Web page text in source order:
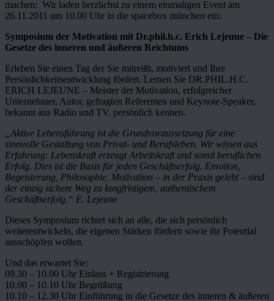
machen: Wir laden herzlichst zu einem einmaligen Event am
26.11.2011 um 10.00 Uhr in die spacebox münchen ein:
Symposium der Motivation mit Dr.phil.h.c. Erich Lejeune – Die
Gesetze des inneren und äußeren Reichtums
Erleben Sie einen Tag der Sie mitreißt, motiviert und Ihre
Persönlichkeitsentwicklung fördert. Lernen Sie DR.PHIL.H.C.
ERICH LEJEUNE – Meister der Motivation, erfolgreicher
Unternehmer, Autor, gefragten Referenten und Keynote-Speaker,
bekannt aus Radio und TV, persönlich kennen.
„Aktive Lebensführung ist die Grundvoraussetzung für eine
sinnvolle Gestaltung von Privat- und Berufsleben. Wir wissen aus
Erfahrung: Lebenskraft erzeugt Arbeitskraft und somit beruflichen
Erfolg. Dies ist die Basis für jeden Geschäftserfolg. Emotion,
Begeisterung, Philosophie, Motivation – in der Praxis gelebt – sind
der einzig sichere Weg zu langfristigem, authentischem
Geschäftserfolg.“ E. Lejeune
Dieses Symposium richtet sich an alle, die sich persönlich
weiterentwickeln, die eigenen Stärken fördern sowie ihr Potential
ausschöpfen wollen.
Und das erwartet Sie:
09.30 – 10.00 Uhr Einlass + Registrierung
10.00 – 10.10 Uhr Begrüßung
10.10 – 12.30 Uhr Einführung in die Gesetze des inneren & äußeren